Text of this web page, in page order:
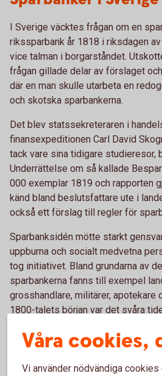
I Sverige väcktes frågan om en
rikssparbank år 1818 i riksdagen
vice talman i borgarståndet.
frågan gillade delar av förslaget
där en man skulle utarbeta en
och skotska sparbankerna.
Det blev statssekreteraren i
finansexpeditionen Carl David
tack vare sina tidigare studieresor,
Underrättelse om så kallade
000 exemplar 1819 och rapporten
känd bland beslutsfattare ute i
också ett förslag till regler för
Sparbanksidén mötte starkt
uppburna och socialt medvetna
tog initiativet. Bland grundarna av
sparbankerna fanns till exempel
grosshandlare, militärer, apotekare
1800-talets början var det svåra
Ryssland under 1809. Efter
hamnade Sverige i en depression.
Våra cookies,
Vi använder nödvändiga